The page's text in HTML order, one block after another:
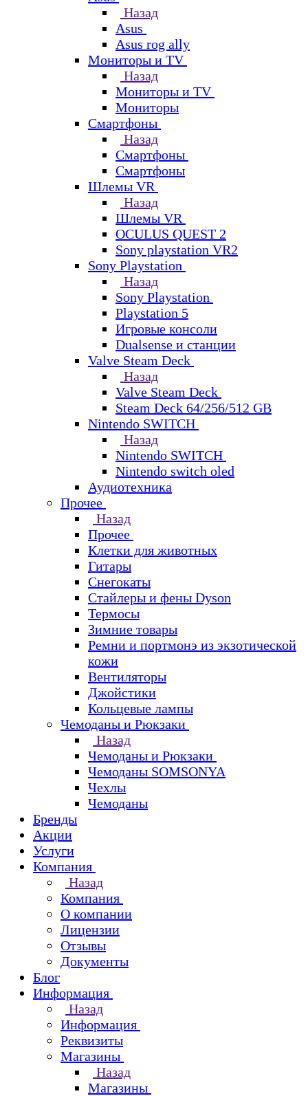
Назад
Asus
Asus rog ally
Мониторы и TV
Назад
Мониторы и TV
Мониторы
Смартфоны
Назад
Смартфоны
Смартфоны
Шлемы VR
Назад
Шлемы VR
OCULUS QUEST 2
Sony playstation VR2
Sony Playstation
Назад
Sony Playstation
Playstation 5
Игровые консоли
Dualsense и станции
Valve Steam Deck
Назад
Valve Steam Deck
Steam Deck 64/256/512 GB
Nintendo SWITCH
Назад
Nintendo SWITCH
Nintendo switch oled
Аудиотехника
Прочее
Назад
Прочее
Клетки для животных
Гитары
Снегокаты
Стайлеры и фены Dyson
Термосы
Зимние товары
Ремни и портмонэ из экзотической
кожи
Вентиляторы
Джойстики
Кольцевые лампы
Чемоданы и Рюкзаки
Назад
Чемоданы и Рюкзаки
Чемоданы SOMSONYA
Чехлы
Чемоданы
Бренды
Акции
Услуги
Компания
Назад
Компания
О компании
Лицензии
Отзывы
Документы
Блог
Информация
Назад
Информация
Реквизиты
Магазины
Назад
Магазины